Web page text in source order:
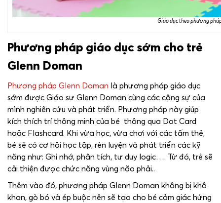
Giáo dục theo phương
Phương pháp giáo dục sớm cho trẻ
Glenn Doman
Phương pháp Glenn Doman là phương pháp giáo dục
sớm được Giáo sư Glenn Doman cùng các cộng sự của
mình nghiên cứu và phát triển. Phương pháp này giúp
kích thích trí thông minh của bé thông qua Dot Card
hoặc Flashcard. Khi vừa học, vừa chơi với các tấm thẻ,
bé sẽ có cơ hội học tập, rèn luyện và phát triển các kỹ
năng như: Ghi nhớ, phân tích, tư duy logic…. Từ đó, trẻ sẽ
cải thiện được chức năng vùng não phải..
Thêm vào đó, phương pháp Glenn Doman không bị khô
khan, gò bó và ép buộc nên sẽ tạo cho bé cảm giác hứng